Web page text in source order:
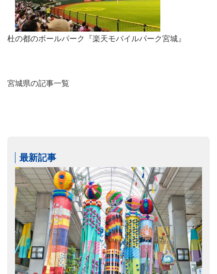
杜の都のボールパーク『楽天モバイルパーク宮城』
宮城県の記事一覧
最新記事